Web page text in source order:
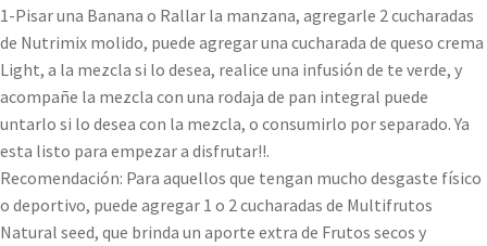
1-Pisar una Banana o Rallar la manzana, agregarle 2 cucharadas
de Nutrimix molido, puede agregar una cucharada de queso crema
Light, a la mezcla si lo desea, realice una infusión de te verde, y
acompañe la mezcla con una rodaja de pan integral puede
untarlo si lo desea con la mezcla, o consumirlo por separado. Ya
esta listo para empezar a disfrutar!!.
Recomendación: Para aquellos que tengan mucho desgaste físico
o deportivo, puede agregar 1 o 2 cucharadas de Multifrutos
Natural seed, que brinda un aporte extra de Frutos secos y